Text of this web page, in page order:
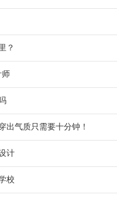
？
出气质只需要十分钟！
计
校